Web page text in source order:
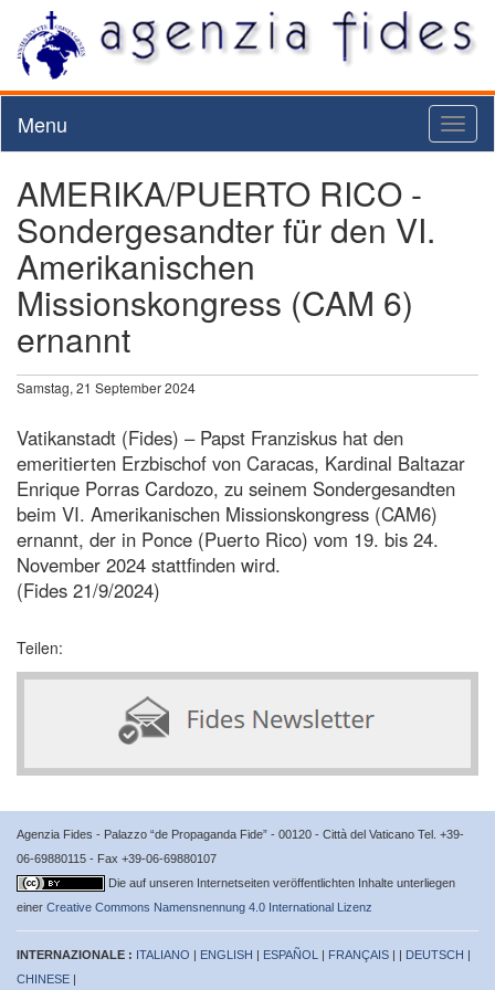
Menu
AMERIKA/PUERTO RICO -
Sondergesandter für den VI.
Amerikanischen
Missionskongress (CAM 6)
ernannt
Samstag, 21 September 2024
Vatikanstadt (Fides) – Papst Franziskus hat den
emeritierten Erzbischof von Caracas, Kardinal Baltazar
Enrique Porras Cardozo, zu seinem Sondergesandten
beim VI. Amerikanischen Missionskongress (CAM6)
ernannt, der in Ponce (Puerto Rico) vom 19. bis 24.
November 2024 stattfinden wird.
(Fides 21/9/2024)
Teilen:
Agenzia Fides - Palazzo “de Propaganda Fide” - 00120 - Città del Vaticano Tel. +39-
06-69880115 - Fax +39-06-69880107
Die auf unseren Internetseiten veröffentlichten Inhalte unterliegen
einer Creative Commons Namensnennung 4.0 International Lizenz
INTERNAZIONALE : ITALIANO | ENGLISH | ESPAÑOL | FRANÇAIS | | DEUTSCH |
CHINESE |